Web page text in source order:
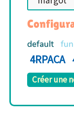
default fun
4RPACA
Créer une